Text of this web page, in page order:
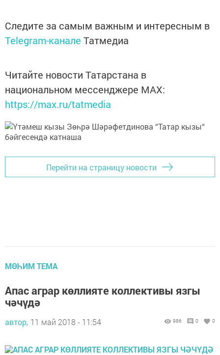
Следите за самым важным и интересным в
Telegram-канале Татмедиа
Читайте новости Татарстана в
национальном мессенджере MАХ:
https://max.ru/tatmedia
Перейти на страницу новости
МӨҺИМ ТЕМА
Апас аграр көллияте коллективы язгы
чәчүдә
автор, 11 май 2018 - 11:54 986 0 0